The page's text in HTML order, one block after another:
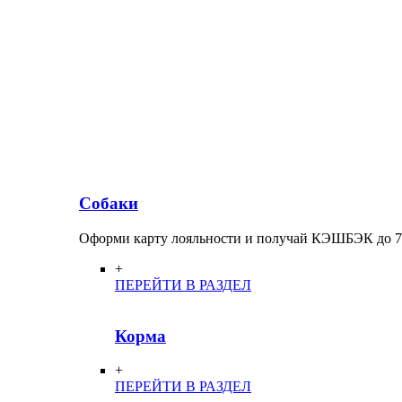
Собаки
Оформи карту лояльности и получай КЭШБЭК до
+
ПЕРЕЙТИ В РАЗДЕЛ
Корма
+
ПЕРЕЙТИ В РАЗДЕЛ